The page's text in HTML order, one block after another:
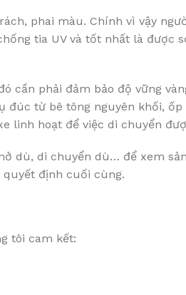
phai màu. Chính vì vậy
tia UV và tốt nhất là được
cần phải đảm bảo độ vững
đúc từ bê tông nguyên khối,
linh hoạt để việc di chuyển
dù, di chuyển dù… để xem
quyết định cuối cùng.
tôi cam kết: